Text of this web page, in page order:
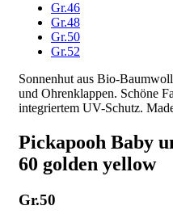
Gr.46
Gr.48
Gr.50
Gr.52
Sonnenhut aus Bio-
und Ohrenklappen. Schöne
integriertem UV-Schutz.
Pickapooh Baby
60 golden yellow
Gr.50